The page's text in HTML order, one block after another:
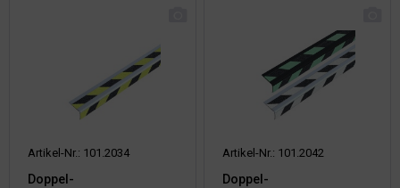
Artikel-Nr.: 101.2034
Doppel-
Artikel-Nr.: 101.2042
Doppel-